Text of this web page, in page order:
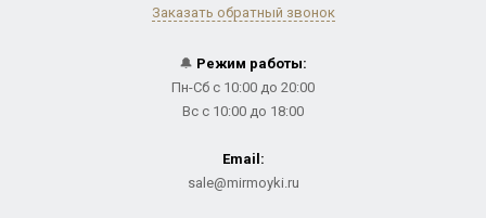
Заказать обратный звонок
🔔 Режим работы:
Пн-Сб с 10:00 до 20:00
Вс с 10:00 до 18:00
Email:
sale@mirmoyki.ru